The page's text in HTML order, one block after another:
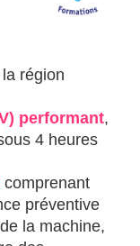
région
performant,
4 heures
comprenant
préventive
la machine,